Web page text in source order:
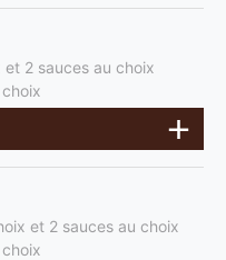
2 sauces au choix
et 2 sauces au choix